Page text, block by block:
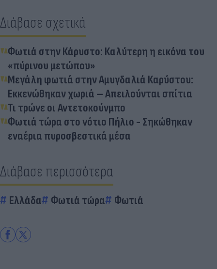
Διάβασε σχετικά
Φωτιά στην Κάρυστο: Καλύτερη η εικόνα του
«πύρινου μετώπου»
Μεγάλη φωτιά στην Αμυγδαλιά Καρύστου:
Εκκενώθηκαν χωριά – Απειλούνται σπίτια
Τι τρώνε οι Αντετοκούνμπο
Φωτιά τώρα στο νότιο Πήλιο - Σηκώθηκαν
εναέρια πυροσβεστικά μέσα
Διάβασε περισσότερα
Ελλάδα Φωτιά τώρα Φωτιά